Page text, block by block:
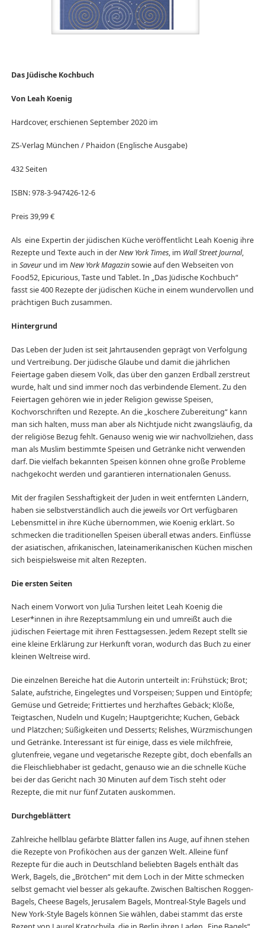
Das Jüdische Kochbuch
Von Leah Koenig
Hardcover, erschienen September 2020 im
ZS-Verlag München / Phaidon (Englische Ausgabe)
432 Seiten
ISBN: 978-3-947426-12-6
Preis 39,99 €
Als eine Expertin der jüdischen Küche veröffentlicht Leah Koenig ihre
Rezepte und Texte auch in derNew York Times, im Wall Street Journal,
in Saveurund im New York Magazinsowie auf den Webseiten von
Food52, Epicurious, Taste und Tablet. In „Das Jüdische Kochbuch“
fasst sie 400 Rezepte der jüdischen Küche in einem wundervollen und
prächtigen Buch zusammen.
Hintergrund
Das Leben der Juden ist seit Jahrtausenden geprägt von Verfolgung
und Vertreibung. Der jüdische Glaube und damit die jährlichen
Feiertage gaben diesem Volk, das über den ganzen Erdball zerstreut
wurde, halt und sind immer noch das verbindende Element. Zu den
Feiertagen gehören wie in jeder Religion gewisse Speisen,
Kochvorschriften und Rezepte. An die „koschere Zubereitung“ kann
man sich halten, muss man aber als Nichtjude nicht zwangsläufig, da
der religiöse Bezug fehlt. Genauso wenig wie wir nachvollziehen, dass
man als Muslim bestimmte Speisen und Getränke nicht verwenden
darf. Die vielfach bekannten Speisen können ohne große Probleme
nachgekocht werden und garantieren internationalen Genuss.
Mit der fragilen Sesshaftigkeit der Juden in weit entfernten Ländern,
haben sie selbstverständlich auch die jeweils vor Ort verfügbaren
Lebensmittel in ihre Küche übernommen, wie Koenig erklärt. So
schmecken die traditionellen Speisen überall etwas anders. Einflüsse
der asiatischen, afrikanischen, lateinamerikanischen Küchen mischen
sich beispielsweise mit alten Rezepten.
Die ersten Seiten
Nach einem Vorwort von Julia Turshen leitet Leah Koenig die
Leser*innen in ihre Rezeptsammlung ein und umreißt auch die
jüdischen Feiertage mit ihren Festtagsessen. Jedem Rezept stellt sie
eine kleine Erklärung zur Herkunft voran, wodurch das Buch zu einer
kleinen Weltreise wird.
Die einzelnen Bereiche hat die Autorin unterteilt in: Frühstück; Brot;
Salate, aufstriche, Eingelegtes und Vorspeisen; Suppen und Eintöpfe;
Gemüse und Getreide; Frittiertes und herzhaftes Gebäck; Klöße,
Teigtaschen, Nudeln und Kugeln; Hauptgerichte; Kuchen, Gebäck
und Plätzchen; Süßigkeiten und Desserts; Relishes, Würzmischungen
und Getränke. Interessant ist für einige, dass es viele milchfreie,
glutenfreie, vegane und vegetarische Rezepte gibt, doch ebenfalls an
die Fleischliebhaber ist gedacht, genauso wie an die schnelle Küche
bei der das Gericht nach 30 Minuten auf dem Tisch steht oder
Rezepte, die mit nur fünf Zutaten auskommen.
Durchgeblättert
Zahlreiche hellblau gefärbte Blätter fallen ins Auge, auf ihnen stehen
die Rezepte von Profiköchen aus der ganzen Welt. Alleine fünf
Rezepte für die auch in Deutschland beliebten Bagels enthält das
Werk, Bagels, die „Brötchen“ mit dem Loch in der Mitte schmecken
selbst gemacht viel besser als gekaufte. Zwischen Baltischen Roggen-
Bagels, Cheese Bagels, Jerusalem Bagels, Montreal-Style Bagels und
New York-Style Bagels können Sie wählen, dabei stammt das erste